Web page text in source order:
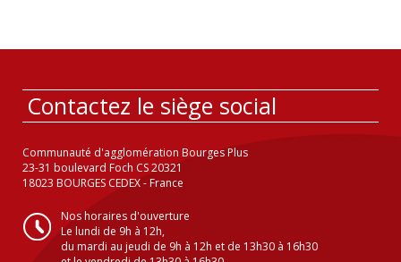
Contactez le siège social
Communauté d'agglomération Bourges Plus
23-31 boulevard Foch CS 20321
18023 BOURGES CEDEX - France
Nos horaires d'ouverture
Le lundi de 9h à 12h,
du mardi au jeudi de 9h à 12h et de 13h30 à 16h30